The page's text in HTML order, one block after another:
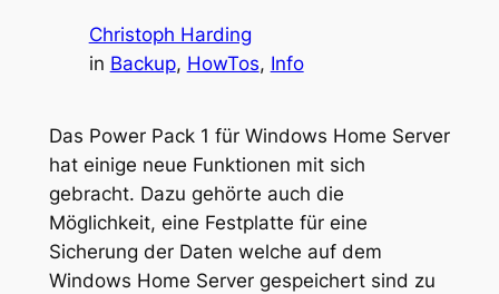
Christoph Harding
in Backup, HowTos, Info
Das Power Pack 1 für Windows Home Server
hat einige neue Funktionen mit sich
gebracht. Dazu gehörte auch die
Möglichkeit, eine Festplatte für eine
Sicherung der Daten welche auf dem
Windows Home Server gespeichert sind zu